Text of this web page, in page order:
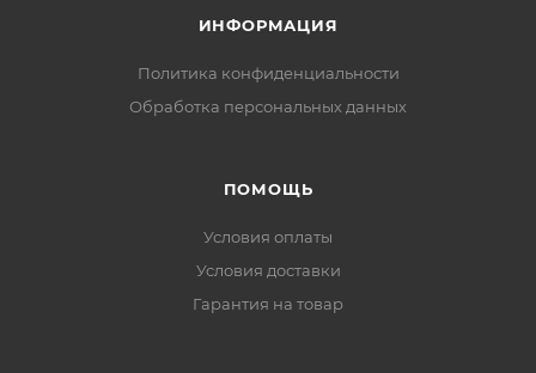
ИНФОРМАЦИЯ
Политика конфиденциальности
Обработка персональных данных
ПОМОЩЬ
Условия оплаты
Условия доставки
Гарантия на товар